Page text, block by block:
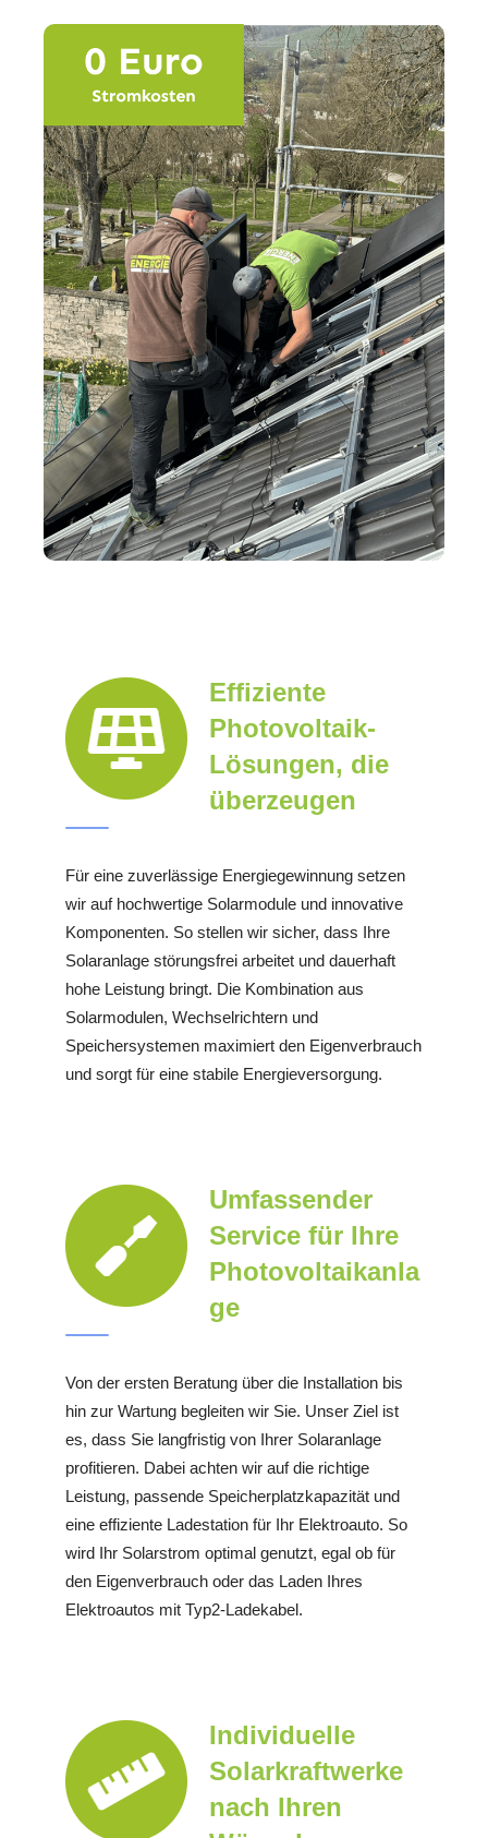
Effiziente
Photovoltaik-
Lösungen, die
überzeugen
Für eine zuverlässige Energiegewinnung setzen
wir auf hochwertige Solarmodule und innovative
Komponenten. So stellen wir sicher, dass Ihre
Solaranlage störungsfrei arbeitet und dauerhaft
hohe Leistung bringt. Die Kombination aus
Solarmodulen, Wechselrichtern und
Speichersystemen maximiert den Eigenverbrauch
und sorgt für eine stabile Energieversorgung.
Umfassender
Service für Ihre
Photovoltaikanla
ge
Von der ersten Beratung über die Installation bis
hin zur Wartung begleiten wir Sie. Unser Ziel ist
es, dass Sie langfristig von Ihrer Solaranlage
profitieren. Dabei achten wir auf die richtige
Leistung, passende Speicherplatzkapazität und
eine effiziente Ladestation für Ihr Elektroauto. So
wird Ihr Solarstrom optimal genutzt, egal ob für
den Eigenverbrauch oder das Laden Ihres
Elektroautos mit Typ2-Ladekabel.
Individuelle
Solarkraftwerke
nach Ihren